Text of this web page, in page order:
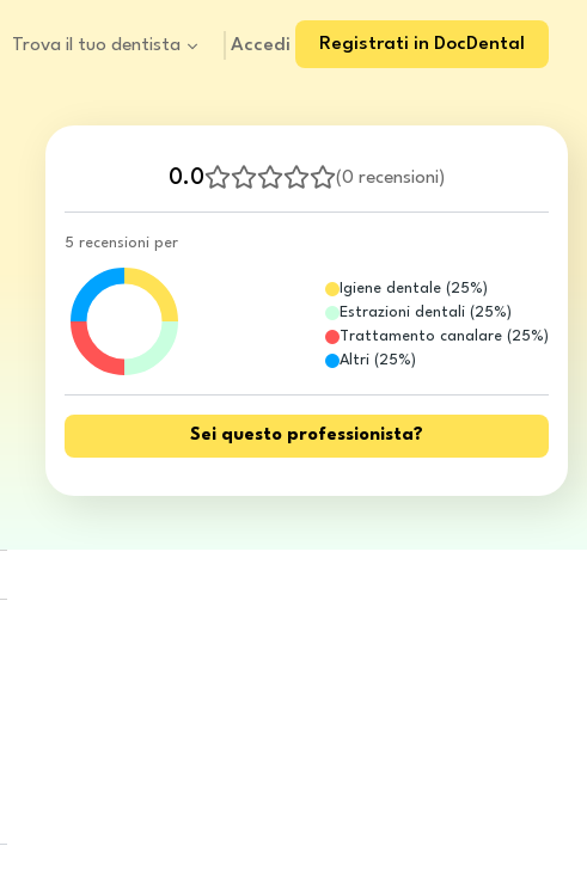
Trova il tuo dentista Accedi Registrati in DocDental
0.0 (0 recensioni)
5 recensioni per
Igiene dentale(25%)
Estrazioni dentali(25%)
Trattamento canalare(25%)
Altri(25%)
Sei questo professionista?